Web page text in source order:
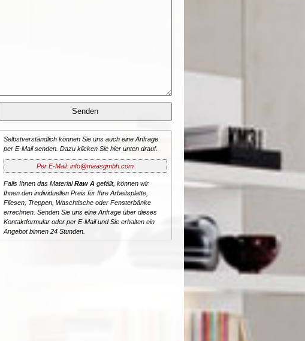
Selbstverständlich können Sie uns auch eine Anfrage
per E-Mail senden. Dazu klicken Sie hier unten drauf.
Per E-Mail: info@maasgmbh.com
Falls Ihnen das MaterialRaw A gefällt, können wir
Ihnen den individuellen Preis für Ihre Arbeitsplatte,
Fliesen, Treppen, Waschtische oder Fensterbänke
errechnen. Senden Sie uns eine Anfrage über dieses
Kontaktformular oder per E-Mail und Sie erhalten ein
Angebot binnen 24 Stunden.